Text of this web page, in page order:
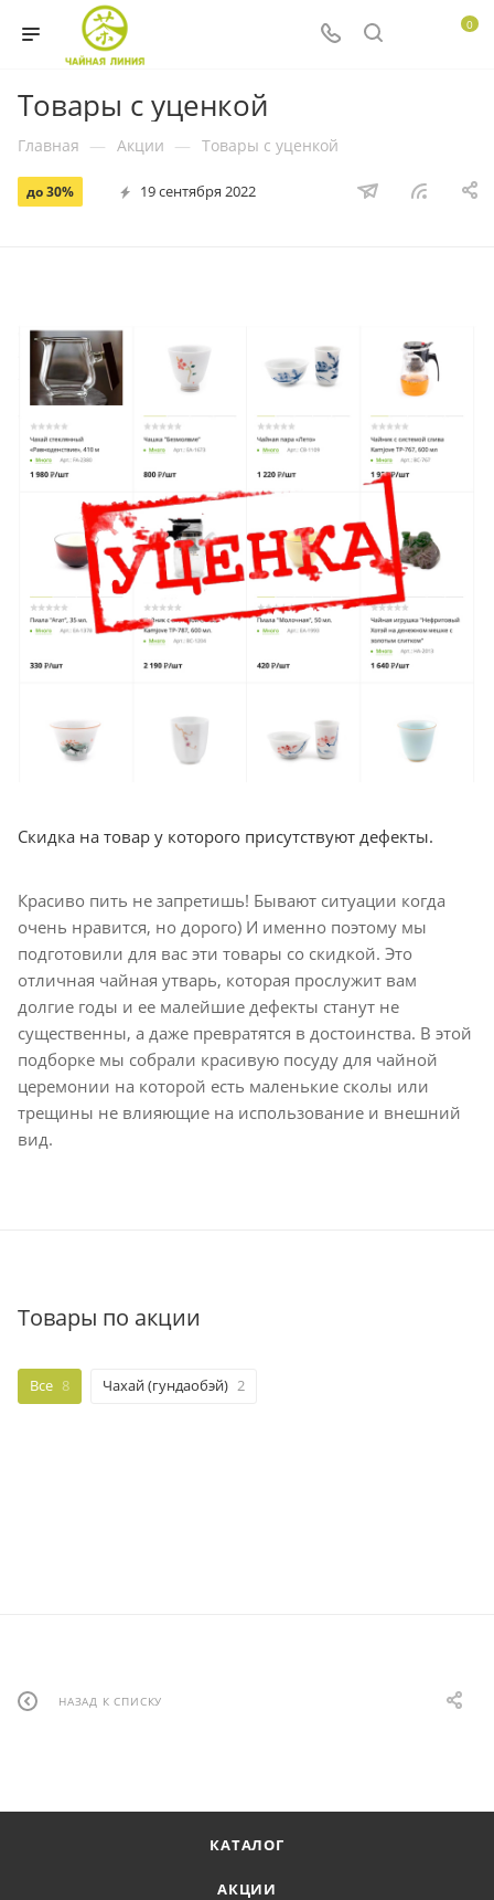
0
Товары с уценкой
Главная — Акции — Товары с уценкой
до 30% 19 сентября 2022
Скидка на товар у которого присутствуют дефекты.
Красиво пить не запретишь! Бывают ситуации когда
очень нравится, но дорого) И именно поэтому мы
подготовили для вас эти товары со скидкой. Это
отличная чайная утварь, которая прослужит вам
долгие годы и ее малейшие дефекты станут не
существенны, а даже превратятся в достоинства. В этой
подборке мы собрали красивую посуду для чайной
церемонии на которой есть маленькие сколы или
трещины не влияющие на использование и внешний
вид.
Товары по акции
Все 8 Чахай (гундаобэй) 2
НАЗАД К СПИСКУ
КАТАЛОГ
АКЦИИ